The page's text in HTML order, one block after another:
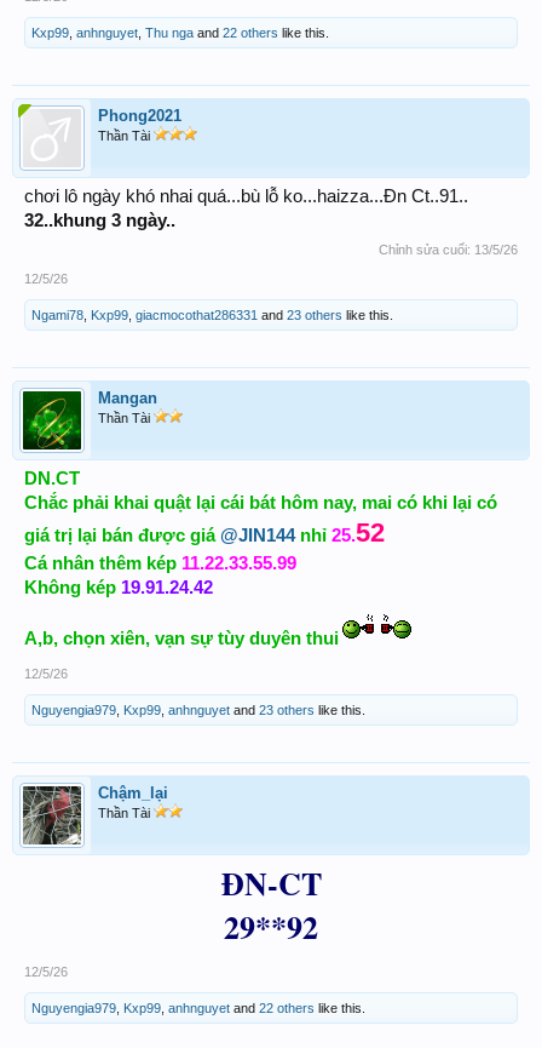
Kxp99 anhnguyet Thu nga and 22 others like this.
Phong2021
Thần Tài
chơi lô ngày khó nhai quá...bù lỗ ko...haizza...Đn Ct..91..
32..khung 3 ngày..
Chỉnh sửa cuối: 13/5/26
12/5/26
Ngami78 Kxp99 giacmocothat286331 and 23 others like this.
Mangan
Thần Tài
DN.CT
Chắc phải khai quật lại cái bát hôm nay, mai có khi lại có
giá trị lại bán được giá@JIN144nhỉ 25.52
Cá nhân thêm kép 11.22.33.55.99
Không kép 19.91.24.42
A,b, chọn xiên, vạn sự tùy duyên thui
12/5/26
Nguyengia979 Kxp99 anhnguyet and 23 others like this.
Chậm_lại
Thần Tài
ĐN-CT
29**92
12/5/26
Nguyengia979 Kxp99 anhnguyet and 22 others like this.